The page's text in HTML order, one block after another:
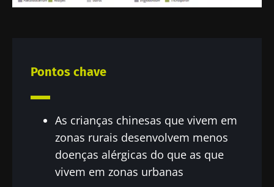
Pontos chave
As crianças chinesas que vivem em
zonas rurais desenvolvem menos
doenças alérgicas do que as que
vivem em zonas urbanas
BMI 20-35
23/07/2026
microbiotas
na saúde
reprodutiva
Ler o artigo
intratumoral
do cancro
colorretal: um
indicador
prognóstico
independente?
Ler o artigo
bactéria
intestinal